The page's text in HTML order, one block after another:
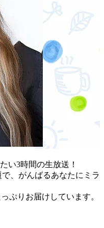
い3時間の生放送！
、がんばるあなたにミラ
ぷりお届けしています。